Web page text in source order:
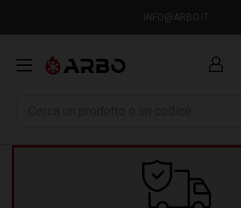
INFO@ARBO.IT